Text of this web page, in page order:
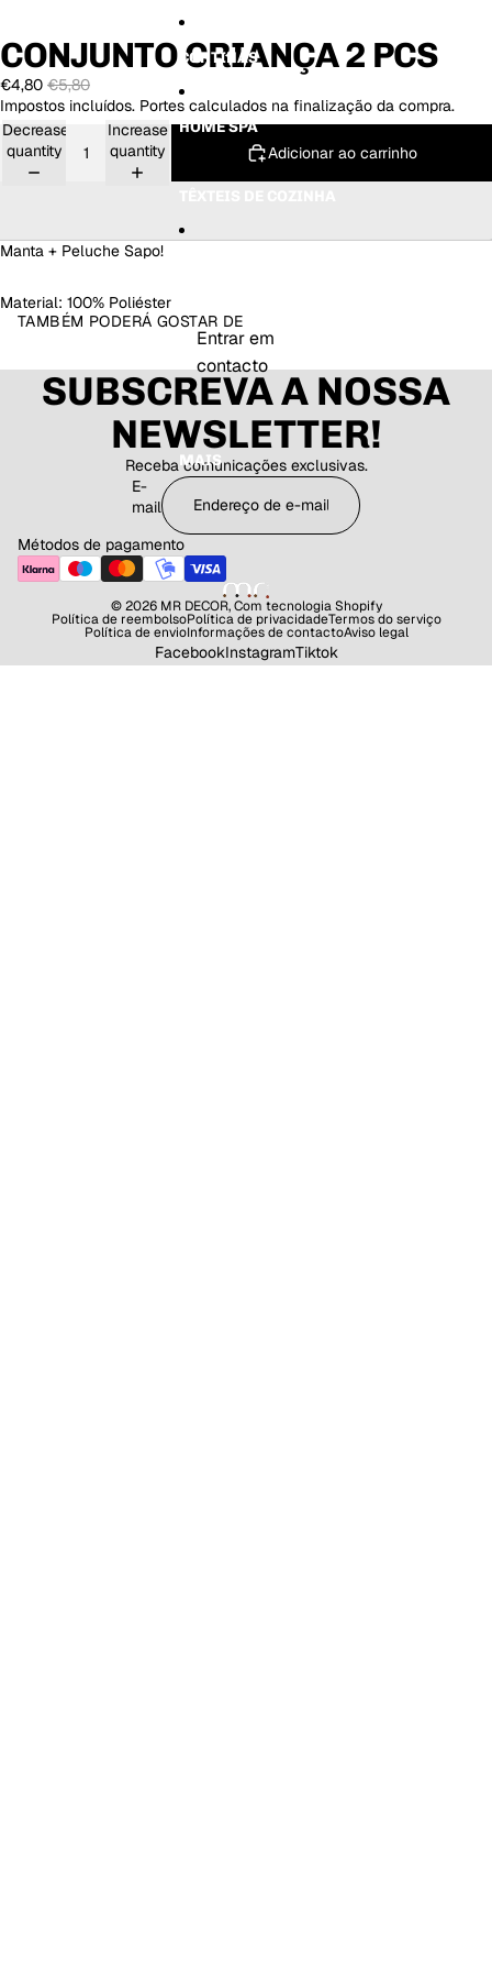
a
c
a
n
a
2
S
d
u
rs
o
C
z
o
d
u
o
el
h
S
ã
CORTINAS
HOME SPA
Entrar em
contacto
MAIS
CONJUNTO CRIANÇA 2 PCS
€4,80 €5,80
Impostos incluídos. Portes calculados na finalização da compra.
Decrease
quantity
Increase
quantity
Adicionar ao carrinho
Manta + Peluche Sapo!
Material: 100% Poliéster
TAMBÉM PODERÁ GOSTAR DE
SUBSCREVA A NOSSA
NEWSLETTER!
Receba comunicações exclusivas.
E-
mail
Métodos de pagamento
© 2026 MR DECOR,Com tecnologia Shopify
Política de reembolsoPolítica de privacidadeTermos do serviço
Política de envioInformações de contactoAviso legal
FacebookInstagramTiktok